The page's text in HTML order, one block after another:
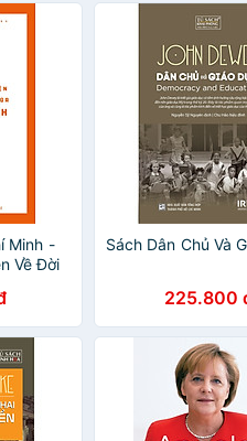
Minh -
Về Đời
Sách Dân Chủ Và
225.800